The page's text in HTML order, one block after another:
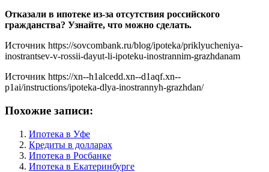
Отказали в ипотеке из-за отсутствия российского
гражданства? Узнайте, что можно сделать.
Источник https://sovcombank.ru/blog/ipoteka/priklyucheniya-
inostrantsev-v-rossii-dayut-li-ipoteku-inostrannim-grazhdanam
Источник https://xn--h1alcedd.xn--d1aqf.xn--
p1ai/instructions/ipoteka-dlya-inostrannyh-grazhdan/
Похожие записи:
Ипотека в Уфе
Кредиты в долларах
Ипотека в Росбанке
Ипотека в Екатеринбурге